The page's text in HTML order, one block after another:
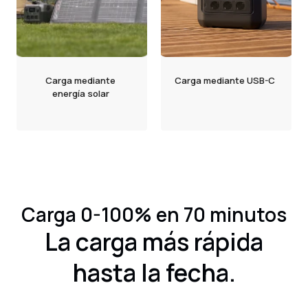
Carga mediante
energía solar
Carga mediante USB-C
Carga 0-100% en 70 minutos
La carga más rápida
hasta la fecha.